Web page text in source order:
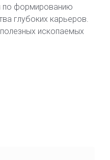
по формированию
глубоких карьеров.
ископаемых